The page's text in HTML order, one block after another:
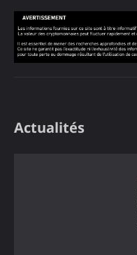
Actualités